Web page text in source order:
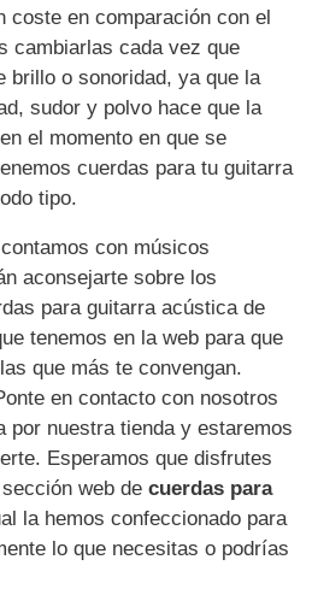
coste en comparación con el
cambiarlas cada vez que
brillo o sonoridad, ya que la
sudor y polvo hace que la
el momento en que se
cuerdas para tu guitarra
tipo.
con músicos
aconsejarte sobre los
para guitarra acústica de
tenemos en la web para que
que más te convengan.
en contacto con nosotros
por nuestra tienda y estaremos
Esperamos que disfrutes
web de cuerdas para
la hemos confeccionado para
lo que necesitas o podrías